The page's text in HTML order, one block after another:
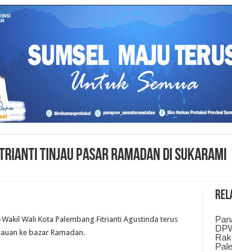
Tinjau Pasar Ramadan di Sukarami
Wakil Wali Kota Palembang Fitrianti Agustinda terus
ke bazar Ramadan.